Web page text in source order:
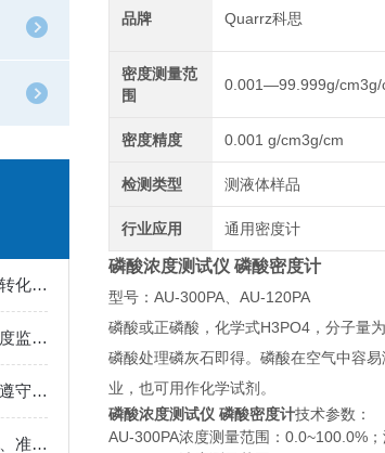
氨水密度测试仪可将物理原理转化为工业现场可依赖的数据
氨水密度测试仪是工业液体浓度监测中的实用工具
氨水密度测试仪使用时应严格遵守测定步骤
氨水密度测试仪能够实现快速、准确的测量
品牌 Quarrz科思
密度测量范
围
0.001—99.999g/cm3g/
密度精度 0.001 g/cm3g/cm
检测类型 测液体样品
行业应用 通用密度计
磷酸浓度测试仪 磷酸密度计
型号：AU-300PA、AU-120PA
磷酸或正磷酸，化学式H3PO4，分子量
磷酸处理磷灰石即得。磷酸在空气中容
业，也可用作化学试剂。
磷酸浓度测试仪 磷酸密度计技术参数：
AU-300PA浓度测量范围：0.0~100.0%